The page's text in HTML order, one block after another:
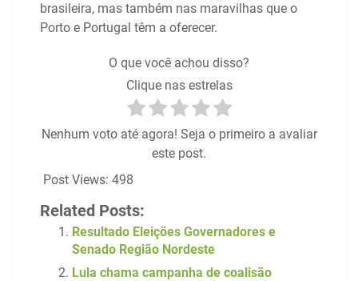
brasileira, mas também nas maravilhas que o
Porto e Portugal têm a oferecer.
O que você achou disso?
Clique nas estrelas
Nenhum voto até agora! Seja o primeiro a avaliar
este post.
Post Views: 498
Related Posts:
Resultado Eleições Governadores e
Senado Região Nordeste
Lula chama campanha de coalisão